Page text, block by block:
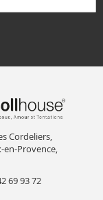
Cordeliers,
en-Provence,
69 93 72